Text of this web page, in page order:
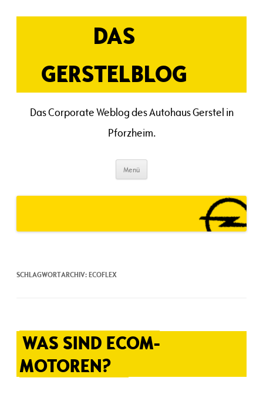
Inhalt
DAS
GERSTELBLOG
Das Corporate Weblog des Autohaus Gerstel in
Pforzheim.
Menü
SCHLAGWORTARCHIV:ECOFLEX
WAS SIND ECOM-
MOTOREN?